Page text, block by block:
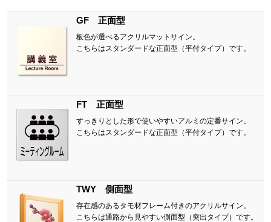
GF 正面型
板色が選べるアクリルマットサイン。
こちらはスタンダードな正面型（平付タイプ）です。
FT 正面型
すっきりとした形で使いやすいアルミの定番サイン。
こちらはスタンダードな正面型（平付タイプ）です。
TWY 側面型
存在感のあるタモ材フレーム付きのアクリルサイン。
こちらは通路から見やすい側面型（突出タイプ）です。